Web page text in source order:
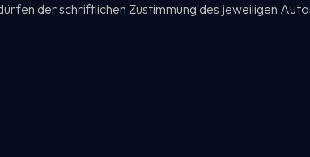
der schriftlichen Zustimmung des jeweiligen